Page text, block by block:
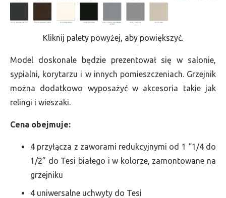
Kliknij palety powyżej, aby powiększyć.
Model doskonale będzie prezentował się w salonie,
sypialni, korytarzu i w innych pomieszczeniach. Grzejnik
można dodatkowo wyposażyć w akcesoria takie jak
relingi i wieszaki.
Cena obejmuje:
4 przyłącza z zaworami redukcyjnymi od 1 “1/4 do
1/2” do Tesi białego i w kolorze, zamontowane na
grzejniku
4 uniwersalne uchwyty do Tesi